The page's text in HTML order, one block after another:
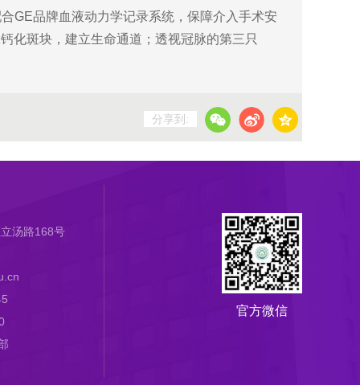
品牌血液动力学记录系统，保障介入手术安
化斑块，建立生命通道；透视冠脉的第三只
分享到:
汤路168号
官方微信